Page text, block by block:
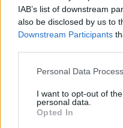
IAB’s list of downstream
also be disclosed by us to
Downstream Participants
Personal Data
I want to opt-out of
personal data.
Opted In
10 Αυγούστου, 2026
Συναγερμός στην Αγία
54χρονου με σκάφος του
10 Αυγούστου, 2026
TRENDING